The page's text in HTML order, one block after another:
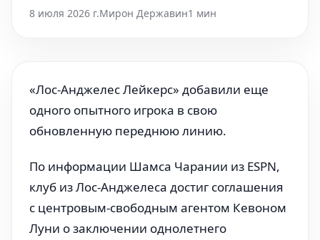
8 июля 2026 г.Мирон Державин1 мин
«Лос-Анджелес Лейкерс» добавили еще
одного опытного игрока в свою
обновленную переднюю линию.
По информации Шамса Чарании из ESPN,
клуб из Лос-Анджелеса достиг соглашения
с центровым-свободным агентом Кевоном
Луни о заключении однолетнего